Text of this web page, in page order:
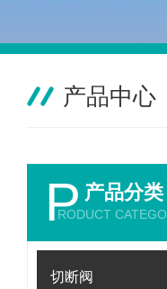
产品中心
P 产品分类
RODUCT
切断阀